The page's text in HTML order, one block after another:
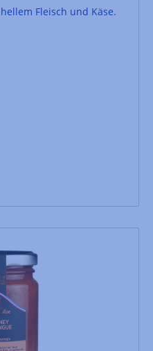
Fleisch und Käse.